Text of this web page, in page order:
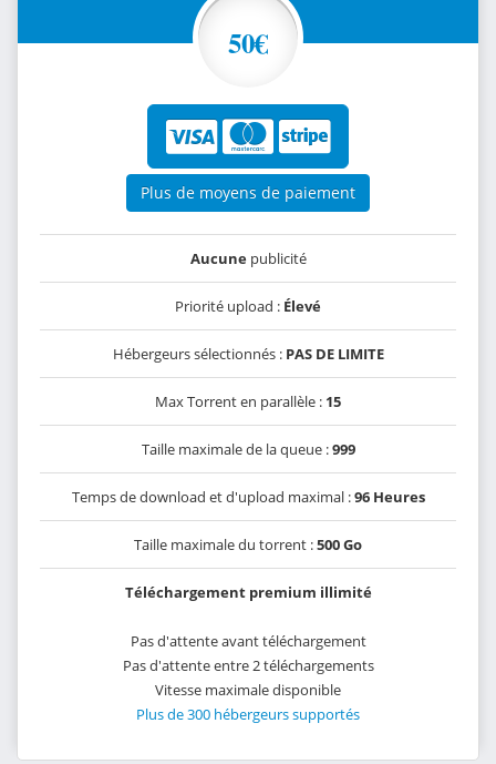
50€
Plus de moyens de paiement
Aucunepublicité
Priorité upload : Élevé
Hébergeurs sélectionnés : PAS DE LIMITE
Max Torrent en parallèle : 15
Taille maximale de la queue :999
Temps de download et d'upload maximal :96 Heures
Taille maximale du torrent :500 Go
Téléchargement premium illimité
Pas d'attente avant téléchargement
Pas d'attente entre 2 téléchargements
Vitesse maximale disponible
Plus de 300 hébergeurs supportés